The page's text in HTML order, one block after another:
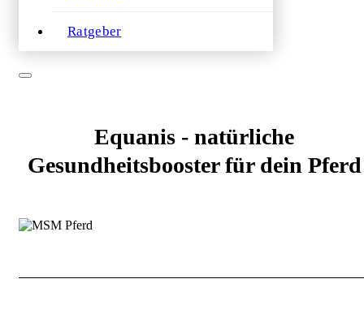
Ratgeber
Equanis - natürliche
Gesundheitsbooster für dein Pferd